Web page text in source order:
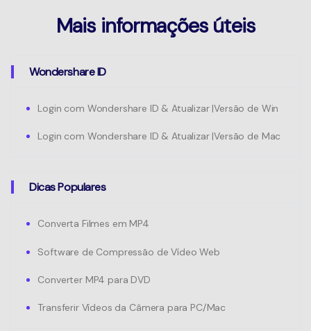
Mais informações úteis
Wondershare ID
Login com Wondershare ID & Atualizar |Versão de Win
Login com Wondershare ID & Atualizar |Versão de Mac
Dicas Populares
Converta Filmes em MP4
Software de Compressão de Vídeo Web
Converter MP4 para DVD
Transferir Vídeos da Câmera para PC/Mac